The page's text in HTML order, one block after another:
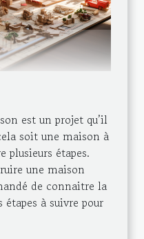
est un projet qu’il
soit une maison à
plusieurs étapes.
une maison
de connaitre la
à suivre pour